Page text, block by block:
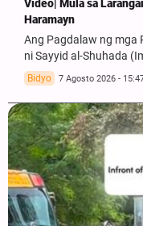
Video| Mula sa
Haramayn
Ang Pagdalaw ng mga
ni Sayyid al-Shuhada
Bidyo 7 Agosto 2026 -